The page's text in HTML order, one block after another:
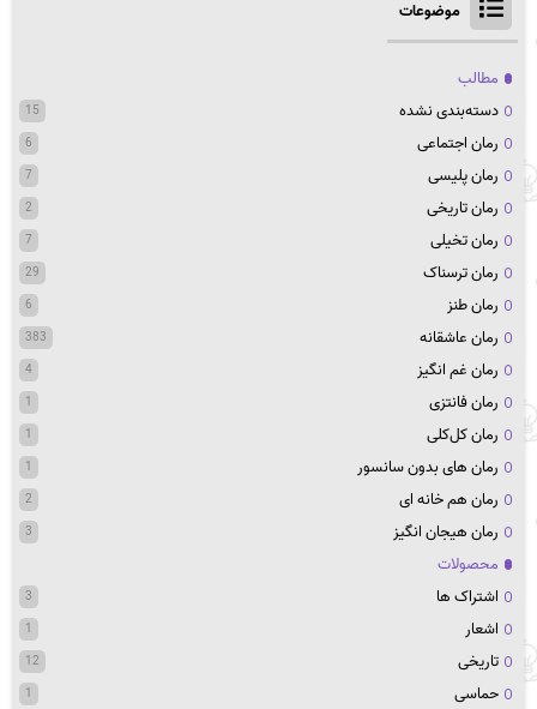
موضوعات
مطالب
دسته‌بندی نشده
15
رمان اجتماعی 6
رمان پلیسی 7
رمان تاریخی 2
رمان تخیلی 7
رمان ترسناک 29
رمان طنز 6
رمان عاشقانه 383
رمان غم انگیز 4
رمان فانتزی 1
رمان کل‌کلی 1
رمان های بدون سانسور 1
رمان هم خانه ای 2
رمان هیجان انگیز 3
محصولات
اشتراک ها
3
اشعار 1
تاریخی 12
حماسی 1